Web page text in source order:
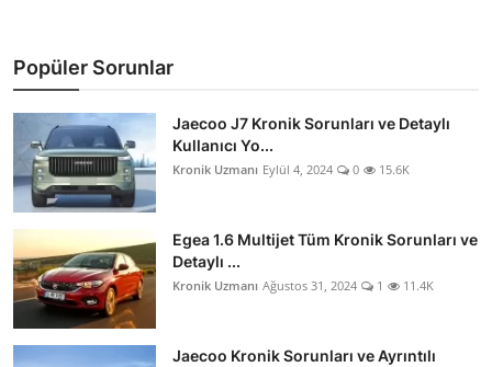
Popüler Sorunlar
Jaecoo J7 Kronik Sorunları ve Detaylı
Kullanıcı Yo...
Kronik Uzmanı Eylül 4, 2024 0 15.6K
Egea 1.6 Multijet Tüm Kronik Sorunları ve
Detaylı ...
Kronik Uzmanı Ağustos 31, 2024 1 11.4K
Jaecoo Kronik Sorunları ve Ayrıntılı